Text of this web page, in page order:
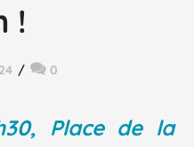
!
0
Place de la